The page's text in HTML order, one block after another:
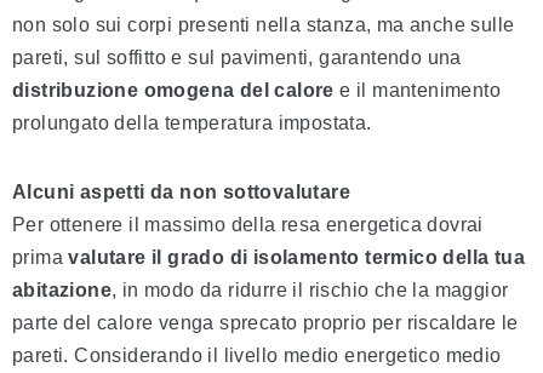
non solo sui corpi presenti nella stanza, ma anche sulle
pareti, sul soffitto e sul pavimenti, garantendo una
distribuzione omogena del calore e il mantenimento
prolungato della temperatura impostata.
Alcuni aspetti da non sottovalutare
Per ottenere il massimo della resa energetica dovrai
primavalutare il grado di isolamento termico della tua
abitazione, in modo da ridurre il rischio che la maggior
parte del calore venga sprecato proprio per riscaldare le
pareti. Considerando il livello medio energetico medio